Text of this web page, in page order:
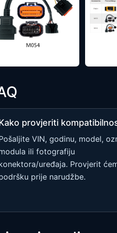
provjeriti
VIN, godinu, model,
ili fotografiju
uređaja. Provjerit
prije narudžbe.